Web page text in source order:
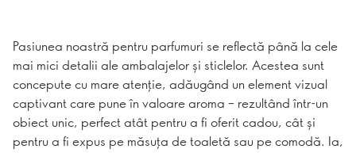
Pasiunea noastră pentru parfumuri se reflectă până la cele
mai mici detalii ale ambalajelor și sticlelor. Acestea sunt
concepute cu mare atenție, adăugând un element vizual
captivant care pune în valoare aroma – rezultând într-un
obiect unic, perfect atât pentru a fi oferit cadou, cât și
pentru a fi expus pe măsuța de toaletă sau pe comodă. Ia,